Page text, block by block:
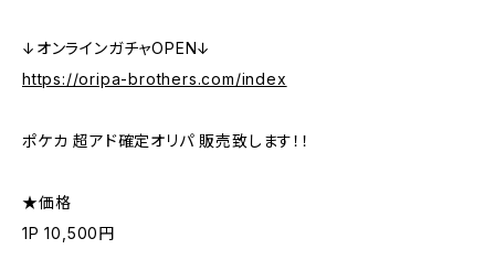
↓オンラインガチャOPEN↓
https://oripa-brothers.com/index
ポケカ 超アド確定オリパ 販売致します！！
★価格
1P 10,500円